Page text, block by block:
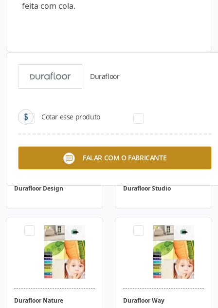
feita com cola.
Durafloor
Cotar esse produto
FALAR COM O FABRICANTE
Catálogos para Download
Durafloor Design Durafloor Studio
Durafloor Nature Durafloor Way